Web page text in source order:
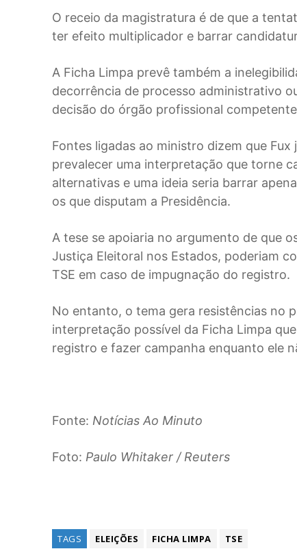
O receio da magistratura é de que a
ter efeito multiplicador e barrar
A Ficha Limpa prevê também a
decorrência de processo administrativo
decisão do órgão profissional
Fontes ligadas ao ministro dizem que
prevalecer uma interpretação que torne
alternativas e uma ideia seria barrar
os que disputam a Presidência.
A tese se apoiaria no argumento de que
Justiça Eleitoral nos Estados, poderiam
TSE em caso de impugnação do registro.
No entanto, o tema gera resistências no
interpretação possível da Ficha Limpa
registro e fazer campanha enquanto ele
Fonte: Notícias Ao Minuto
Foto: Paulo Whitaker / Reuters
TAGS ELEIÇÕES FICHA LIMPA TSE